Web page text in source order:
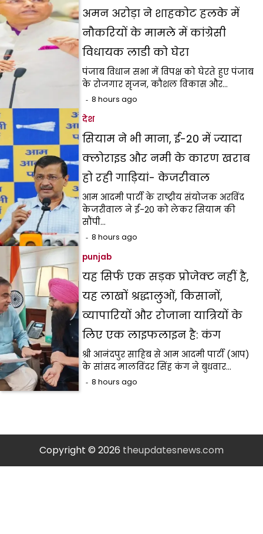
अमन अरोड़ा ने शाहकोट हलके में
नौकरियों के मामले में कांग्रेसी
विधायक लाडी को घेरा
पंजाब विधान सभा में विपक्ष को घेरते हुए पंजाब
के रोजगार सृजन, कौशल विकास और…
8 hours ago
देश
सियाम ने भी माना, ई-20 में ज्यादा
क्लोराइड और नमी के कारण खराब
हो रही गाड़ियां- केजरीवाल
आम आदमी पार्टी के राष्ट्रीय संयोजक अरविंद
केजरीवाल ने ई-20 को लेकर सियाम की
सौंपी…
8 hours ago
punjab
यह सिर्फ एक सड़क प्रोजेक्ट नहीं है,
यह लाखों श्रद्धालुओं, किसानों,
व्यापारियों और रोजाना यात्रियों के
लिए एक लाइफलाइन है: कंग
श्री आनंदपुर साहिब से आम आदमी पार्टी (आप)
के सांसद मालविंदर सिंह कंग ने बुधवार…
8 hours ago
Copyright © 2026 theupdatesnews.com